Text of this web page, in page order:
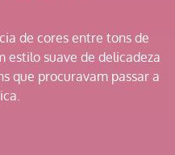
de cores entre tons de
estilo suave de delicadeza
que procuravam passar a